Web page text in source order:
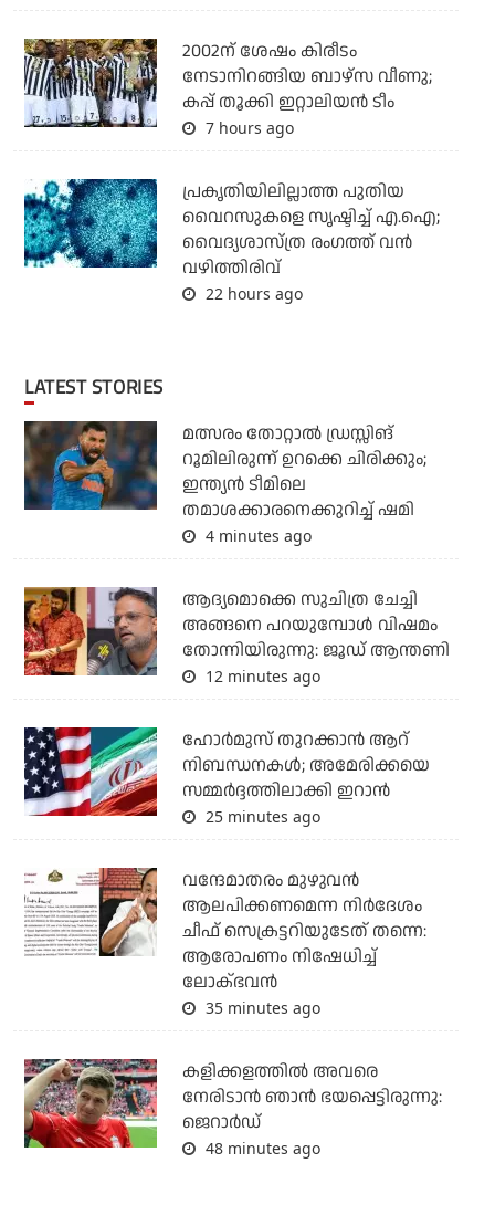
2002ന് ശേഷം കിരീടം
നേടാനിറങ്ങിയ ബാഴ്സ വീണു;
കപ്പ് തൂക്കി ഇറ്റാലിയൻ ടീം
7 hours ago
പ്രകൃതിയിലില്ലാത്ത പുതിയ
വൈറസുകളെ സൃഷ്ടിച്ച് എ.ഐ;
വൈദ്യശാസ്ത്ര രംഗത്ത് വന്‍
വഴിത്തിരിവ്
22 hours ago
LATEST STORIES
മത്സരം തോറ്റാല്‍ ഡ്രസ്സിങ്
റൂമിലിരുന്ന് ഉറക്കെ ചിരിക്കും;
ഇന്ത്യന്‍ ടീമിലെ
തമാശക്കാരനെക്കുറിച്ച് ഷമി
4 minutes ago
ആദ്യമൊക്കെ സുചിത്ര ചേച്ചി
അങ്ങനെ പറയുമ്പോൾ വിഷമം
തോന്നിയിരുന്നു: ജൂഡ് ആന്തണി
12 minutes ago
ഹോര്‍മുസ് തുറക്കാന്‍ ആറ്
നിബന്ധനകള്‍; അമേരിക്കയെ
സമ്മര്‍ദ്ദത്തിലാക്കി ഇറാന്‍
25 minutes ago
വന്ദേമാതരം മുഴുവന്‍
ആലപിക്കണമെന്ന നിര്‍ദേശം
ചീഫ് സെക്രട്ടറിയുടേത് തന്നെ:
ആരോപണം നിഷേധിച്ച്
ലോക്ഭവന്‍
35 minutes ago
കളിക്കളത്തില്‍ അവരെ
നേരിടാന്‍ ഞാന്‍ ഭയപ്പെട്ടിരുന്നു:
ജെറാര്‍ഡ്
48 minutes ago